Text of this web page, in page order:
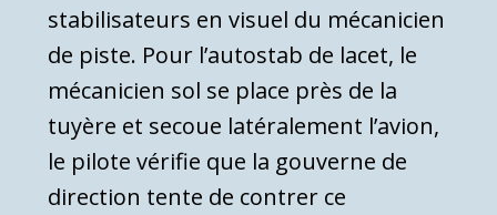
stabilisateurs en visuel du mécanicien
de piste. Pour l’autostab de lacet, le
mécanicien sol se place près de la
tuyère et secoue latéralement l’avion,
le pilote vérifie que la gouverne de
direction tente de contrer ce